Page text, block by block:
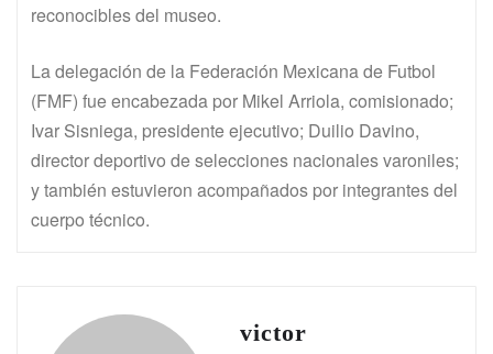
reconocibles del museo.
La delegación de la Federación Mexicana de Futbol
(FMF) fue encabezada por Mikel Arriola, comisionado;
Ivar Sisniega, presidente ejecutivo; Duilio Davino,
director deportivo de selecciones nacionales varoniles;
y también estuvieron acompañados por integrantes del
cuerpo técnico.
victor